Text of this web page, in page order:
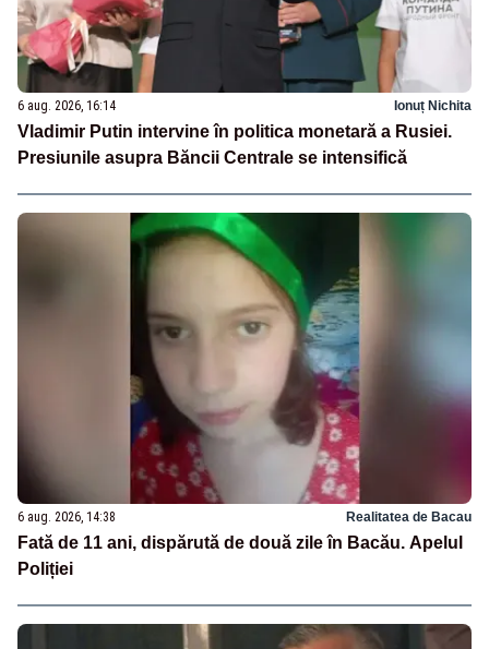
6 aug. 2026, 16:14 Ionuț Nichita
Vladimir Putin intervine în politica monetară a Rusiei.
Presiunile asupra Băncii Centrale se intensifică
6 aug. 2026, 14:38 Realitatea de Bacau
Fată de 11 ani, dispărută de două zile în Bacău. Apelul
Poliției